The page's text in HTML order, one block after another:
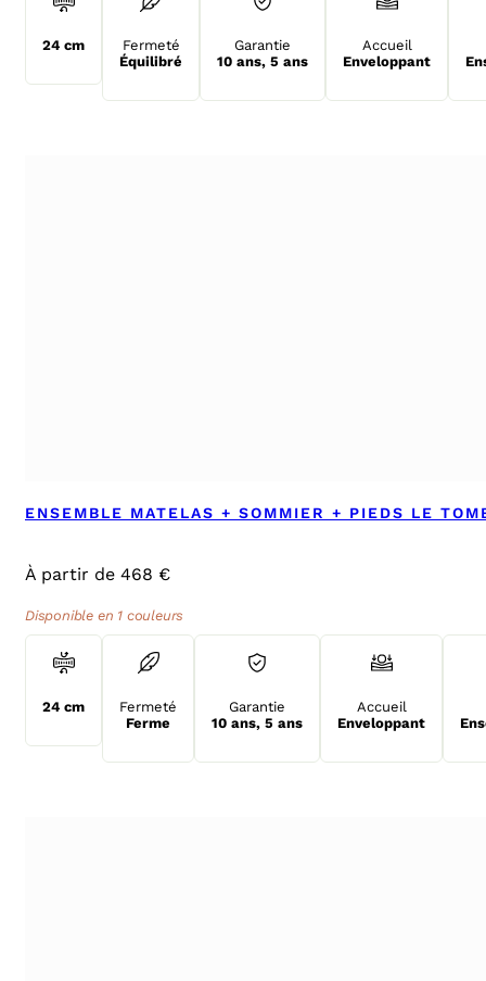
24 cm
Fermeté
Équilibré
Garantie
10 ans, 5 ans
Accueil
Enveloppant
ENSEMBLE MATELAS + SOMMIER + PIEDS LE
À partir de 468 €
Disponible en 1 couleurs
24 cm
Fermeté
Ferme
Garantie
10 ans, 5 ans
Accueil
Enveloppant